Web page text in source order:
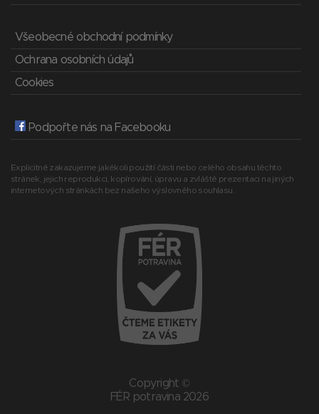
Všeobecné obchodní podmínky
Ochrana osobních údajů
Cookies
Podpořte nás na Facebooku
Explicitně zakazujeme jakékoli použití části nebo celého obsahu těchto
stránek, jejich reprodukci, kopírování, úpravu a zvláště prezentaci na jiných
internetových stránkách bez našeho výslovného souhlasu.
Copyright ©
FÉR potravina 2026